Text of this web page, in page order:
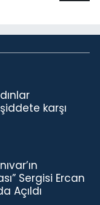
karşı
Sergisi Ercan
Açıldı